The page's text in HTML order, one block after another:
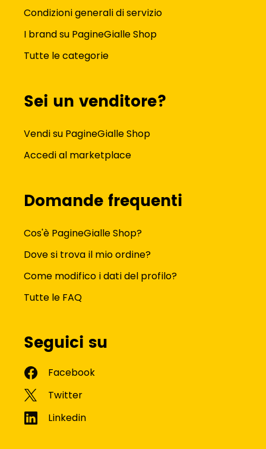
Condizioni generali di servizio
I brand su PagineGialle Shop
Tutte le categorie
Sei un venditore?
Vendi su PagineGialle Shop
Accedi al marketplace
Domande frequenti
Cos'è PagineGialle Shop?
Dove si trova il mio ordine?
Come modifico i dati del profilo?
Tutte le FAQ
Seguici su